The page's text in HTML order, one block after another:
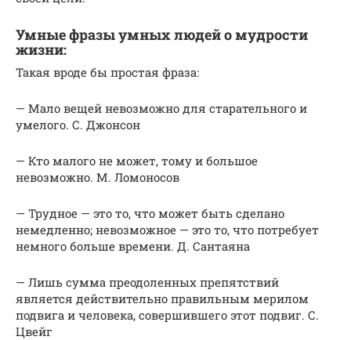
Умные фразы умных людей о мудрости
жизни:
Такая вроде бы простая фраза:
— Мало вещей невозможно для старательного и
умелого. С. Джонсон
— Кто малого не может, тому и большое
невозможно. М. Ломоносов
— Трудное — это то, что может быть сделано
немедленно; невозможное — это то, что потребует
немного больше времени. Д. Сантаяна
— Лишь сумма преодоленных препятствий
является действительно правильным мерилом
подвига и человека, совершившего этот подвиг. С.
Цвейг